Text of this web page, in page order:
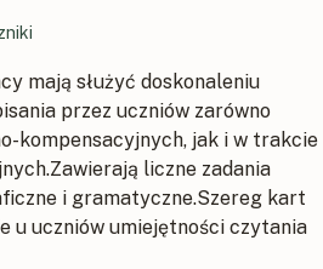
mają służyć doskonaleniu
przez uczniów zarówno
kompensacyjnych, jak i w trakcie
liczne zadania
i gramatyczne.Szereg kart
u uczniów umiejętności czytania